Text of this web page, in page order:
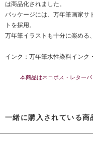
は商品化されました。
パッケージには、万年筆画家サ
トを採用。
万年筆イラストも十分に楽める
インク：万年筆水性染料インク
本商品はネコポス・レター
一緒に購入されている商